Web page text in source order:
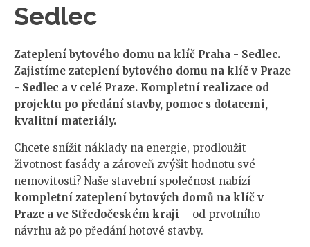
Sedlec
Zateplení bytového domu na klíč Praha - Sedlec.
Zajistíme zateplení bytového domu na klíč v Praze
- Sedlec a v celé Praze. Kompletní realizace od
projektu po předání stavby, pomoc s dotacemi,
kvalitní materiály.
Chcete snížit náklady na energie, prodloužit
životnost fasády a zároveň zvýšit hodnotu své
nemovitosti? Naše stavební společnost nabízí
kompletní zateplení bytových domů na klíč v
Praze a ve Středočeském kraji – od prvotního
návrhu až po předání hotové stavby.